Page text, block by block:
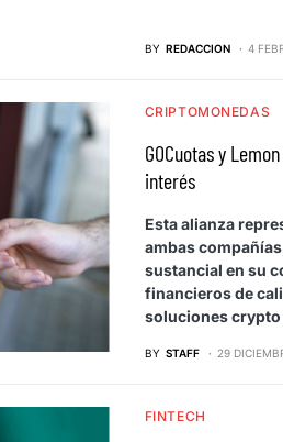
BY REDACCION 4
CRIPTOMONEDAS
GOCuotas y
interés
Esta alianza
ambas
sustancial en su
financieros de
soluciones crypto
BY STAFF 29
FINTECH